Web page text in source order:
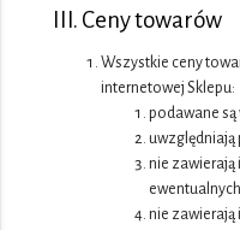
III. Ceny towarów
Wszystkie ceny
internetowej Sklepu:
podawane są
uwzględniają
nie
nie